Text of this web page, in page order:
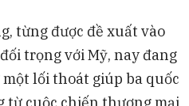
từng được đề xuất vào
trọng với Mỹ, nay đang
lối thoát giúp ba quốc